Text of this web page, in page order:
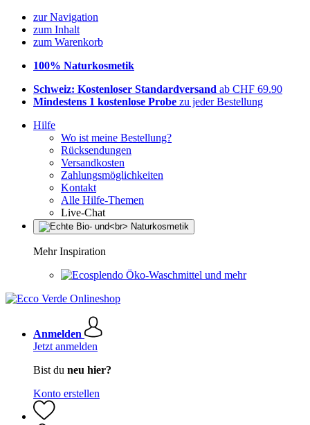
zur Navigation
zum Inhalt
zum Warenkorb
100% Naturkosmetik
Schweiz: Kostenloser Standardversand ab CHF 69.90
Mindestens 1 kostenlose Probe zu jeder Bestellung
Hilfe
Wo ist meine Bestellung?
Rücksendungen
Versandkosten
Zahlungsmöglichkeiten
Kontakt
Alle Hilfe-Themen
Live-Chat
Mehr Inspiration
Öko-Waschmittel und mehr
Anmelden
Jetzt anmelden
Bist du neu hier?
Konto erstellen